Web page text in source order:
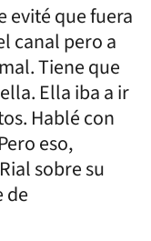
evité que fuera
canal pero a
Tiene que
Ella iba a ir
Hablé con
eso,
sobre su
de